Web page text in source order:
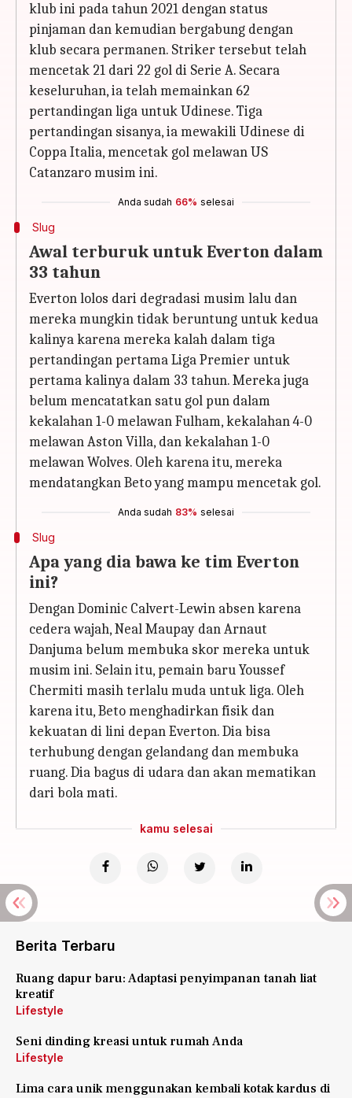
klub ini pada tahun 2021 dengan status
pinjaman dan kemudian bergabung dengan
klub secara permanen. Striker tersebut telah
mencetak 21 dari 22 gol di Serie A. Secara
keseluruhan, ia telah memainkan 62
pertandingan liga untuk Udinese. Tiga
pertandingan sisanya, ia mewakili Udinese di
Coppa Italia, mencetak gol melawan US
Catanzaro musim ini.
Anda sudah 66% selesai
Slug
Awal terburuk untuk Everton dalam
33 tahun
Everton lolos dari degradasi musim lalu dan
mereka mungkin tidak beruntung untuk kedua
kalinya karena mereka kalah dalam tiga
pertandingan pertama Liga Premier untuk
pertama kalinya dalam 33 tahun. Mereka juga
belum mencatatkan satu gol pun dalam
kekalahan 1-0 melawan Fulham, kekalahan 4-0
melawan Aston Villa, dan kekalahan 1-0
melawan Wolves. Oleh karena itu, mereka
mendatangkan Beto yang mampu mencetak gol.
Anda sudah 83% selesai
Slug
Apa yang dia bawa ke tim Everton
ini?
Dengan Dominic Calvert-Lewin absen karena
cedera wajah, Neal Maupay dan Arnaut
Danjuma belum membuka skor mereka untuk
musim ini. Selain itu, pemain baru Youssef
Chermiti masih terlalu muda untuk liga. Oleh
karena itu, Beto menghadirkan fisik dan
kekuatan di lini depan Everton. Dia bisa
terhubung dengan gelandang dan membuka
ruang. Dia bagus di udara dan akan mematikan
dari bola mati.
kamu selesai
Berita Terbaru
Ruang dapur baru: Adaptasi penyimpanan tanah liat
kreatif
Lifestyle
Seni dinding kreasi untuk rumah Anda
Lifestyle
Lima cara unik menggunakan kembali kotak kardus di